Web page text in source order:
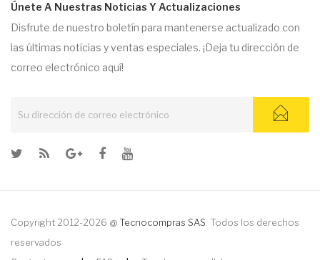
Únete A Nuestras Noticias Y Actualizaciones
Disfrute de nuestro boletín para mantenerse actualizado con
las últimas noticias y ventas especiales. ¡Deja tu dirección de
correo electrónico aquí!
Copyright 2012-2026 @ Tecnocompras SAS . Todos los derechos
reservados